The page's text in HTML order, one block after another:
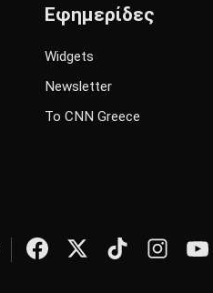
Εφημερίδες
Widgets
Newsletter
Το CNN Greece